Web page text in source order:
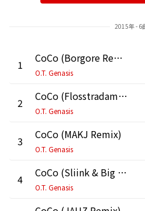
2015年 - 6
1 CoCo (Borgore Remix)
O.T. Genasis
2 CoCo (Flosstradamus Remix)
O.T. Genasis
3 CoCo (MAKJ Remix)
O.T. Genasis
4 CoCo (Sliink & Big O Remix)
O.T. Genasis